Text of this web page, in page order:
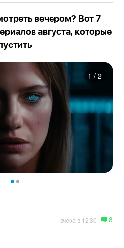
вечером? Вот 7
августа, которые
1 / 2
вчера в 12:30 8